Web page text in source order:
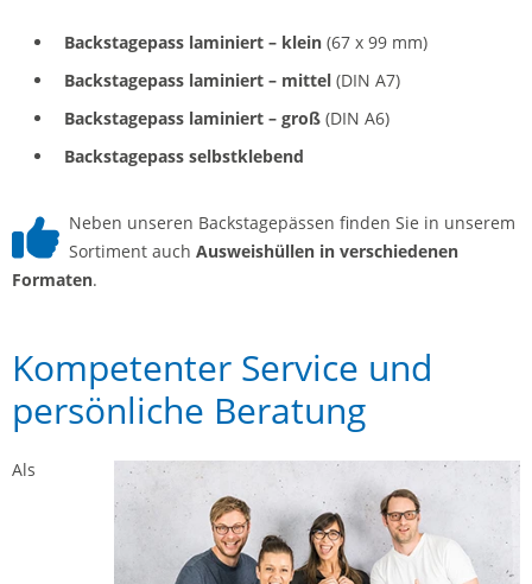
Backstagepass laminiert – klein (67 x 99 mm)
Backstagepass laminiert – mittel (DIN A7)
Backstagepass laminiert – groß (DIN A6)
Backstagepass selbstklebend
Neben unseren Backstagepässen finden Sie in unserem
Sortiment auch Ausweishüllen in verschiedenen
Formaten.
Kompetenter Service und
persönliche Beratung
Als